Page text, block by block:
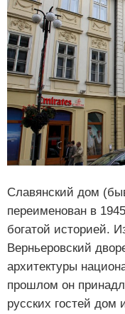
Славянский дом
переименован в
богатой историей.
Верньеровский
архитектуры
прошлом он
русских гостей дом